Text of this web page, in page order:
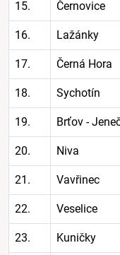
15. Černovice
16. Lažánky
17. Černá Hora
18. Sychotín
19. Brťov -
20. Niva
21. Vavřinec
22. Veselice
23. Kuničky